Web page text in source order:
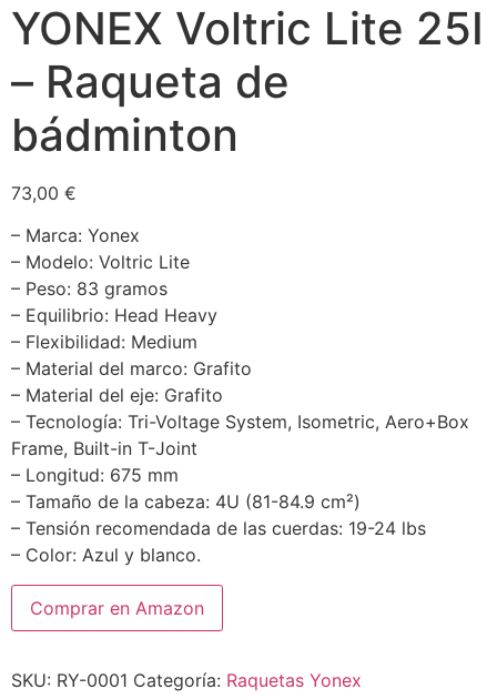
YONEX Voltric Lite 25I
– Raqueta de
bádminton
73,00 €
– Marca: Yonex
– Modelo: Voltric Lite
– Peso: 83 gramos
– Equilibrio: Head Heavy
– Flexibilidad: Medium
– Material del marco: Grafito
– Material del eje: Grafito
– Tecnología: Tri-Voltage System, Isometric, Aero+Box
Frame, Built-in T-Joint
– Longitud: 675 mm
– Tamaño de la cabeza: 4U (81-84.9 cm²)
– Tensión recomendada de las cuerdas: 19-24 lbs
– Color: Azul y blanco.
Comprar en Amazon
SKU: RY-0001 Categoría: Raquetas Yonex